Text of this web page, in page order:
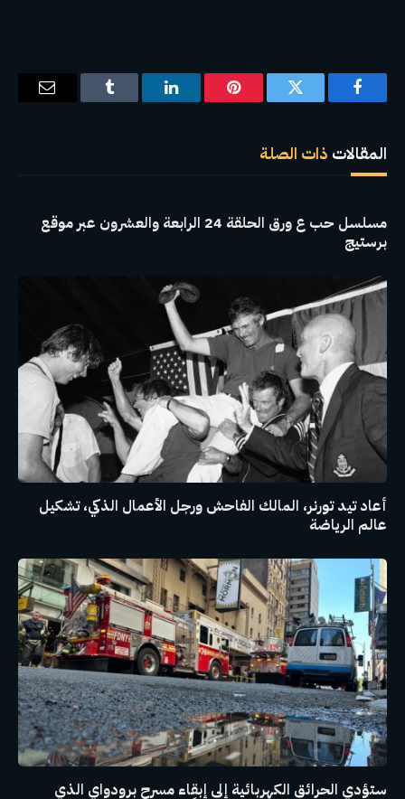
فيسبوك تويتر بينتيريستلينكدإن Tumblr
البريد
المقالات ذات الصلة
مسلسل حب ع ورق الحلقة 24 الرابعة والعشرون عبر موقع
برستيج
أعاد تيد تورنر، المالك الفاحش ورجل الأعمال الذكي، تشكيل
عالم الرياضة
ستؤدي الحرائق الكهربائية إلى إبقاء مسرح برودواي الذي